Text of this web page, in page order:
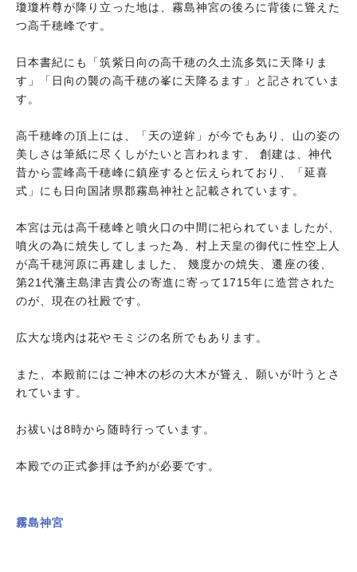
瓊瓊杵尊が降り立った地は、霧島神宮の後ろに背後に聳えた
つ高千穂峰です。
日本書紀にも「筑紫日向の高千穂の久土流多気に天降りま
す」「日向の襲の高千穂の峯に天降るます」と記されていま
す。
高千穂峰の頂上には、「天の逆鉾」が今でもあり、山の姿の
美しさは筆紙に尽くしがたいと言われます、 創建は、神代
昔から霊峰高千穂峰に鎮座すると伝えられており、「延喜
式」にも日向国諸県郡霧島神社と記載されています。
本宮は元は高千穂峰と噴火口の中間に祀られていましたが、
噴火の為に焼失してしまった為、村上天皇の御代に性空上人
が高千穂河原に再建しました、 幾度かの焼失、遷座の後、
第21代藩主島津吉貴公の寄進に寄って1715年に造営された
のが、現在の社殿です。
広大な境内は花やモミジの名所でもあります。
また、本殿前にはご神木の杉の大木が聳え、願いが叶うとさ
れています。
お祓いは8時から随時行っています。
本殿での正式参拝は予約が必要です。
霧島神宮